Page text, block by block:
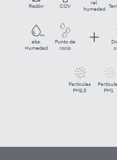
Radón COV
rel.
humedad
abs.
Humedad
Punto de
rocío
Partículas
PM2,5
PM1